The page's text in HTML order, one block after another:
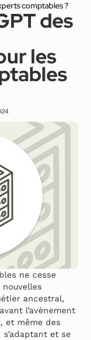
comptables ?
des
les
ne cesse
nouvelles
ancestral,
l’avènement
et même des
et se